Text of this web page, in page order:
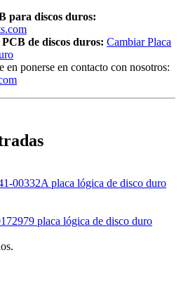
para discos duros:
de discos duros: Cambiar Placa
en ponerse en contacto con nosotros:
00332A placa lógica de disco duro
placa lógica de disco duro